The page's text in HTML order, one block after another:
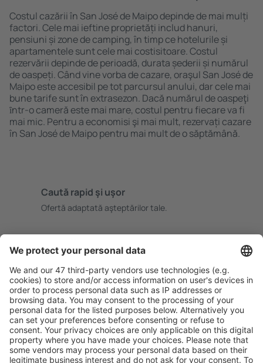
Costul cazării în San José de Maipo depinde de mai mulți
factori. Cele mai ieftine proprietăți includ hanuri,
pensiuni și zone de camping, în timp ce hotelurile și
apartamentele sunt cele mai costisitoare. Costul
rezervării depinde de perioadă, durata șederii și numărul
de oaspeți. Când vine vorba de cazare, oraşul San José de
Maipo este accesibil pe tot parcursul anului, dar cele mai
bune tarife sunt în extrasezon. Dacă numărul de oaspeţi
ȋntr-o cameră este mai mare, costul pentru fiecare va fi
mai mic. Pentru a economisi şi mai mult, rezervați cazare
în San José de Maipo pentru mai mult de o săptămână.
Caută rapid şi uşor
Ofertă adaptată aşteptărilor tale.
Rezervare fără griji cu opțiune gratuită de anulare.
Economiseşte mai mult
Prețuri atractive și oferte speciale pentru utilizatorii
conectați.
Cazarea preferată